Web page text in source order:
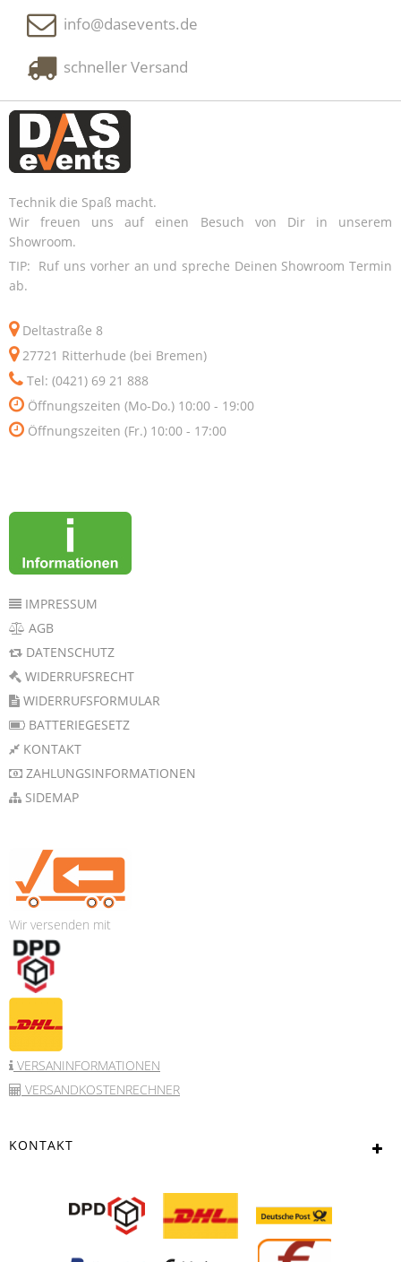
info@dasevents.de
schneller Versand
Technik die Spaß macht.
Wir freuen uns auf einen Besuch von Dir in unserem
Showroom.
TIP: Ruf uns vorher an und spreche Deinen Showroom Termin
ab.
Deltastraße 8
27721 Ritterhude (bei Bremen)
Tel: (0421) 69 21 888
Öffnungszeiten (Mo-Do.) 10:00 - 19:00
Öffnungszeiten (Fr.) 10:00 - 17:00
IMPRESSUM
AGB
DATENSCHUTZ
WIDERRUFSRECHT
WIDERRUFSFORMULAR
BATTERIEGESETZ
KONTAKT
ZAHLUNGSINFORMATIONEN
SIDEMAP
Wir versenden mit
VERSANINFORMATIONEN
VERSANDKOSTENRECHNER
KONTAKT